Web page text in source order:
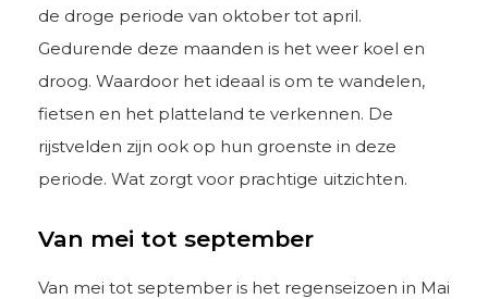
de droge periode van oktober tot april.
Gedurende deze maanden is het weer koel en
droog. Waardoor het ideaal is om te wandelen,
fietsen en het platteland te verkennen. De
rijstvelden zijn ook op hun groenste in deze
periode. Wat zorgt voor prachtige uitzichten.
Van mei tot september
Van mei tot september is het regenseizoen in Mai